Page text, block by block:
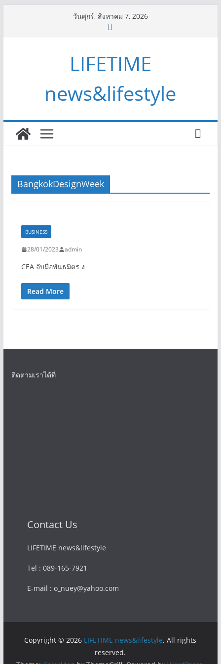
วันศุกร์, สิงหาคม 7, 2026
LIFETIME
news&lifestyle
BangkokDesignWeek
BUSINESS
28/01/2023 admin
CEA จับมือพันธมิตร ง
Read More
ติดตามเราได้ที่
Contact Us
LIFETIME news&lifestyle
Tel : 089-165-7921
E-mail : o_nuey@yahoo.com
Copyright © 2026 LIFETIME news&lifestyle. All rights
reserved.